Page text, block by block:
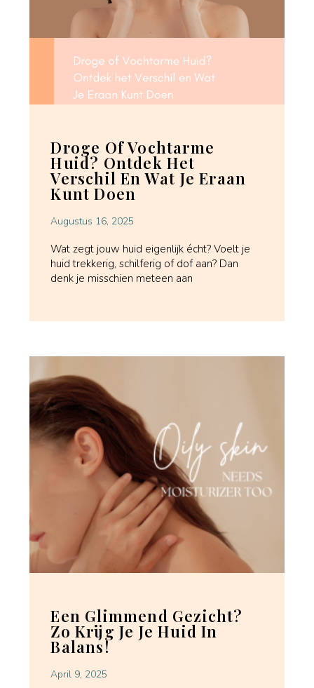
Droge Of Vochtarme
Huid? Ontdek Het
Verschil En Wat Je Eraan
Kunt Doen
Augustus 16, 2025
Wat zegt jouw huid eigenlijk écht? Voelt je
huid trekkerig, schilferig of dof aan? Dan
denk je misschien meteen aan
Een Glimmend Gezicht?
Zo Krijg Je Je Huid In
Balans!
April 9, 2025